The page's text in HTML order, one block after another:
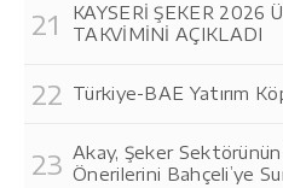
KAYSERİ ŞEKER 2026
TAKVİMİNİ AÇIKLADI
Türkiye-BAE Yatırım
Akay, Şeker
Önerilerini Bahçeli’ye